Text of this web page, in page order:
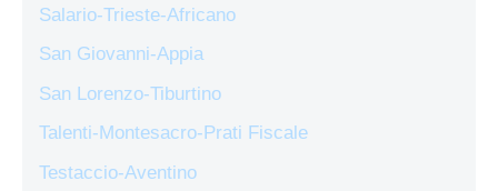
Salario-Trieste-Africano
San Giovanni-Appia
San Lorenzo-Tiburtino
Talenti-Montesacro-Prati Fiscale
Testaccio-Aventino